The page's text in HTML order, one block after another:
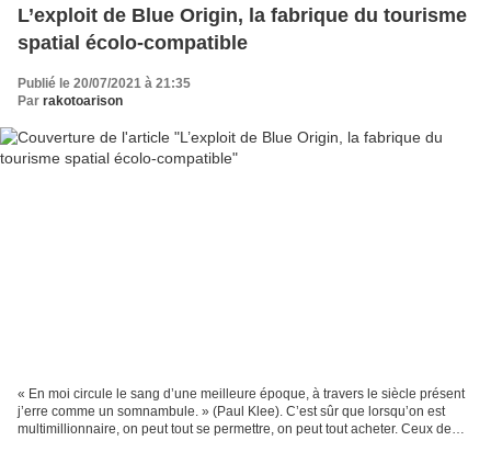
L’exploit de Blue Origin, la fabrique du tourisme
spatial écolo-compatible
Publié le 20/07/2021 à 21:35
Par rakotoarison
« En moi circule le sang d’une meilleure époque, à travers le siècle présent
j’erre comme un somnambule. » (Paul Klee). C’est sûr que lorsqu’on est
multimillionnaire, on peut tout se permettre, on peut tout acheter. Ceux de